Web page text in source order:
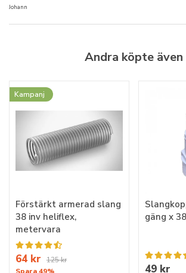
Johann
Andra köpte även
Kampanj
Förstärkt armerad slang
38 inv heliflex,
metervara
64 kr
125 kr
gäng x
49 kr